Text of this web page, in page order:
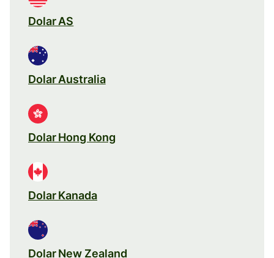
Dolar AS
Dolar Australia
Dolar Hong Kong
Dolar Kanada
Dolar New Zealand